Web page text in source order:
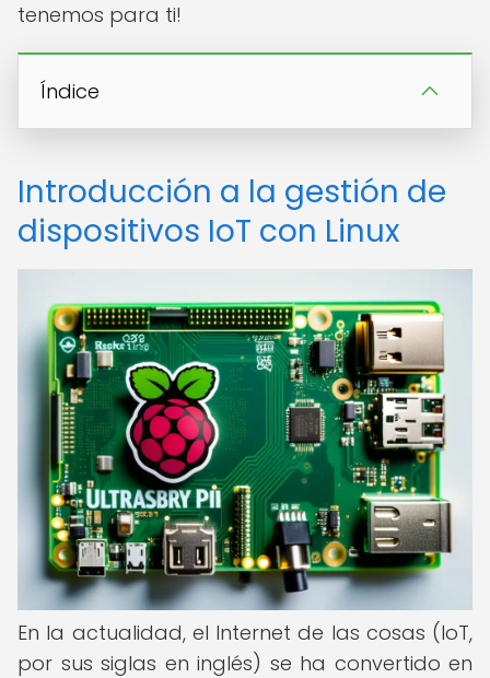
tenemos para ti!
Índice
Introducción a la gestión de
dispositivos IoT con Linux
En la actualidad, el Internet de las cosas (IoT,
por sus siglas en inglés) se ha convertido en